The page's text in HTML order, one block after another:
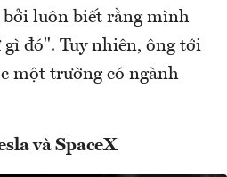
luôn biết rằng mình
đó". Tuy nhiên, ông tới
một trường có ngành
và SpaceX